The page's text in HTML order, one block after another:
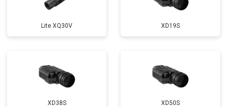
Lite XQ30V XD19S
XD38S XD50S